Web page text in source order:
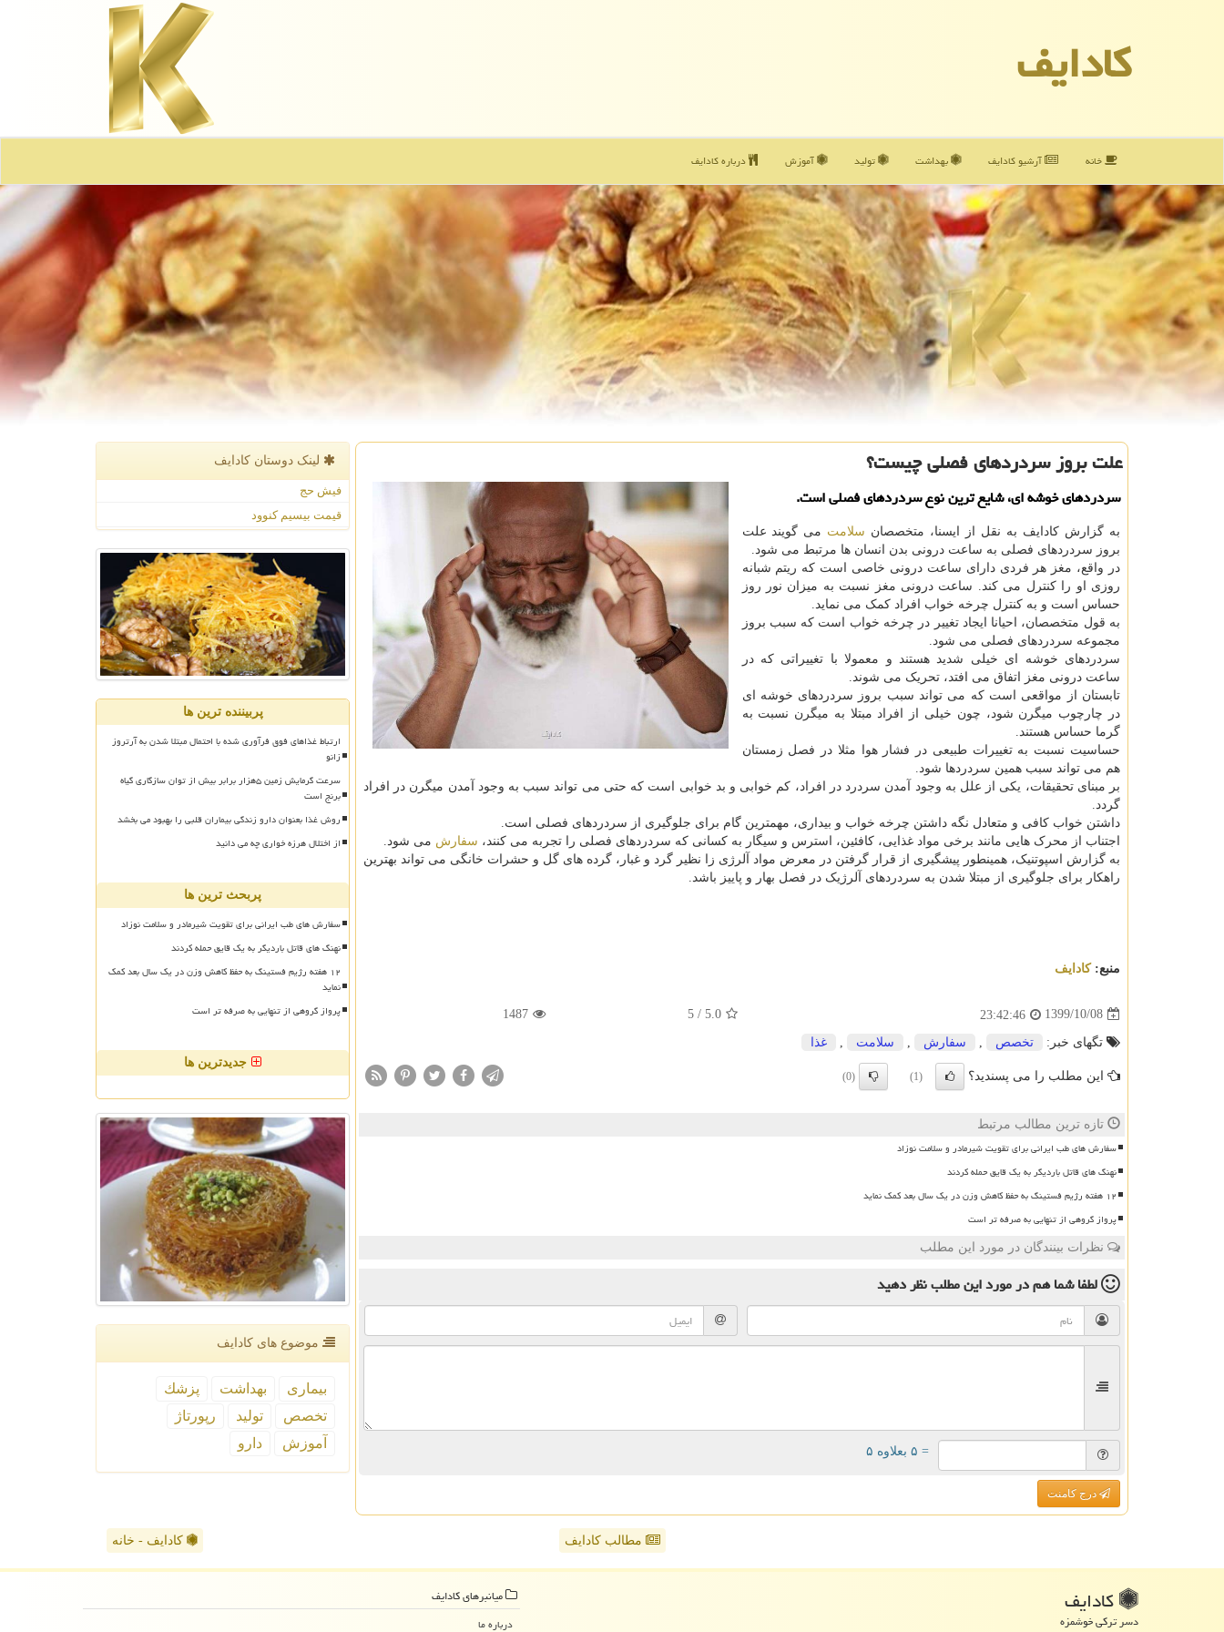
كادایف
خانه آرشیو كادایف بهداشت تولید آموزش درباره كادایف
علت بروز سردردهای فصلی چیست؟
سردردهای خوشه ای، شایع ترین نوع سردردهای فصلی است.
به گزارش کادایف به نقل از ایسنا، متخصصان سلامت می گویند علت
بروز سردردهای فصلی به ساعت درونی بدن انسان ها مرتبط می شود.
در واقع، مغز هر فردی دارای ساعت درونی خاصی است که ریتم شبانه
روزی او را کنترل می کند. ساعت درونی مغز نسبت به میزان نور روز
حساس است و به کنترل چرخه خواب افراد کمک می نماید.
به قول متخصصان، احیانا ایجاد تغییر در چرخه خواب است که سبب بروز
مجموعه سردردهای فصلی می شود.
سردردهای خوشه ای خیلی شدید هستند و معمولا با تغییراتی که در
ساعت درونی مغز اتفاق می افتد، تحریک می شوند.
تابستان از مواقعی است که می تواند سبب بروز سردردهای خوشه ای
در چارچوب میگرن شود، چون خیلی از افراد مبتلا به میگرن نسبت به
گرما حساس هستند.
حساسیت نسبت به تغییرات طبیعی در فشار هوا مثلا در فصل زمستان
هم می تواند سبب همین سردردها شود.
بر مبنای تحقیقات، یکی از علل به وجود آمدن سردرد در افراد، کم خوابی و بد خوابی است که حتی می تواند سبب به وجود آمدن میگرن در افراد
گردد.
داشتن خواب کافی و متعادل نگه داشتن چرخه خواب و بیداری، مهمترین گام برای جلوگیری از سردردهای فصلی است.
اجتناب از محرک هایی مانند برخی مواد غذایی، کافئین، استرس و سیگار به کسانی که سردردهای فصلی را تجربه می کنند، سفارش می شود.
به گزارش اسپوتنیک، همینطور پیشگیری از قرار گرفتن در معرض مواد آلرژی زا نظیر گرد و غبار، گرده های گل و حشرات خانگی می تواند بهترین
راهکار برای جلوگیری از مبتلا شدن به سردردهای آلرژیک در فصل بهار و پاییز باشد.
منبع:كادایف
1399/10/08
23:42:46
5.0
/
5
1487
تگهای خبر: تخصص , سفارش , سلامت , غذا
این مطلب را می پسندید؟ (1)
(0)
تازه ترین مطالب مرتبط
سفارش های طب ایرانی برای تقویت شیرمادر و سلامت نوزاد
نهنگ های قاتل باردیگر به یک قایق حمله کردند
۱۲ هفته رژیم فستینگ به حفظ کاهش وزن در یک سال بعد کمک نماید
پرواز گروهی از تنهایی به صرفه تر است
نظرات بینندگان در مورد این مطلب
لطفا شما همدر مورد این مطلبنظر دهید
= ۵ بعلاوه ۵
درج کامنت
لینک دوستان كادایف
فیش حج
قیمت بیسیم کنوود
پربیننده ترین ها
ارتباط غذاهای فوق فرآوری شده با احتمال مبتلا شدن به آرتروز
زانو
سرعت گرمایش زمین ۵هزار برابر بیش از توان سازگاری گیاه
برنج است
روش غذا بعنوان دارو زندگی بیماران قلبی را بهبود می بخشد
از اختلال هرزه خواری چه می دانید
پربحث ترین ها
سفارش های طب ایرانی برای تقویت شیرمادر و سلامت نوزاد
نهنگ های قاتل باردیگر به یک قایق حمله کردند
۱۲ هفته رژیم فستینگ به حفظ کاهش وزن در یک سال بعد کمک
نماید
پرواز گروهی از تنهایی به صرفه تر است
جدیدترین ها
موضوع های كادایف
بیماری بهداشت
پزشك
تخصص
تولید
رپورتاژ
آموزش
دارو
مطالب کادایف کادایف - خانه
كادایف
دسر ترکی خوشمزه
میانبرهای كادایف
درباره ما